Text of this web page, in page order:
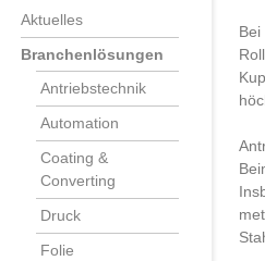
Aktuelles
Branchenlösungen
Antriebstechnik
Automation
Coating &
Converting
Druck
Folie